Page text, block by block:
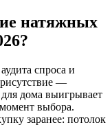
натяжных
спроса и
—
дома выигрывает
выбора.
заранее: потолок